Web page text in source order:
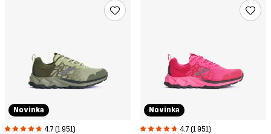
Novinka
4.7 (1 951)
Novinka
4.7 (1 951)